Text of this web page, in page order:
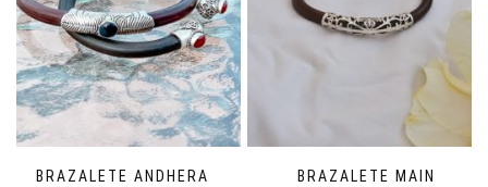
BRAZALETE ANDHERA BRAZALETE MAIN